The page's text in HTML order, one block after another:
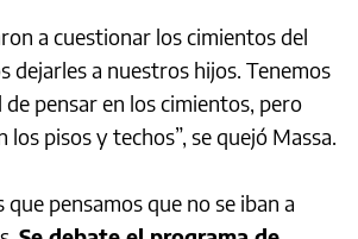
a cuestionar los cimientos del
dejarles a nuestros hijos. Tenemos
pensar en los cimientos, pero
los pisos y techos”, se quejó Massa.
que pensamos que no se iban a